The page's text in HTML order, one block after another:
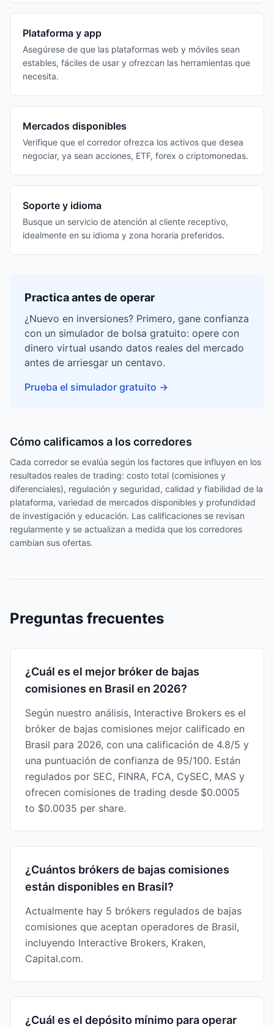
Plataforma y app
Asegúrese de que las plataformas web y móviles sean
estables, fáciles de usar y ofrezcan las herramientas que
necesita.
Mercados disponibles
Verifique que el corredor ofrezca los activos que desea
negociar, ya sean acciones, ETF, forex o criptomonedas.
Soporte y idioma
Busque un servicio de atención al cliente receptivo,
idealmente en su idioma y zona horaria preferidos.
Practica antes de operar
¿Nuevo en inversiones? Primero, gane confianza
con un simulador de bolsa gratuito: opere con
dinero virtual usando datos reales del mercado
antes de arriesgar un centavo.
Prueba el simulador gratuito →
Cómo calificamos a los corredores
Cada corredor se evalúa según los factores que influyen en los
resultados reales de trading: costo total (comisiones y
diferenciales), regulación y seguridad, calidad y fiabilidad de la
plataforma, variedad de mercados disponibles y profundidad
de investigación y educación. Las calificaciones se revisan
regularmente y se actualizan a medida que los corredores
cambian sus ofertas.
Preguntas frecuentes
¿Cuál es el mejor bróker de bajas
comisiones en Brasil en 2026?
Según nuestro análisis, Interactive Brokers es el
bróker de bajas comisiones mejor calificado en
Brasil para 2026, con una calificación de 4.8/5 y
una puntuación de confianza de 95/100. Están
regulados por SEC, FINRA, FCA, CySEC, MAS y
ofrecen comisiones de trading desde $0.0005
to $0.0035 per share.
¿Cuántos brókers de bajas comisiones
están disponibles en Brasil?
Actualmente hay 5 brókers regulados de bajas
comisiones que aceptan operadores de Brasil,
incluyendo Interactive Brokers, Kraken,
Capital.com.
¿Cuál es el depósito mínimo para operar